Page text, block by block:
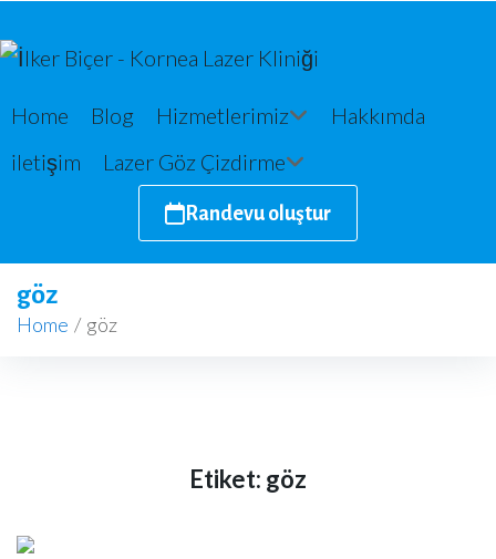
Home Blog Hizmetlerimiz
Hakkımda
iletişim
Lazer Göz Çizdirme
Randevu oluştur
göz
Home / göz
Etiket: göz